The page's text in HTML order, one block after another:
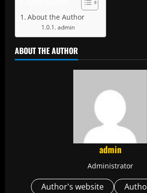
About the Author
admin
ABOUT THE AUTHOR
admin
Administrator
Author's website